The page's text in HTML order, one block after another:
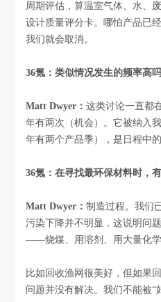
周期评估，算温室气体、水、
设计质量评分卡。哪怕产品已
我们就会取消。
36氪：类似情况发生的频率高
Matt Dwyer：这类讨论一直都
年有两次（机会）。它被纳入
年有两个产品季），是日程中
36氪：在寻找最环保材料时，
Matt Dwyer：制造过程。我们
污染下降并不明显，这说明问
——烧煤、用溶剂、用大量化学
比如回收渔网很美好，但如果
问题并没有解决。我们不能被“